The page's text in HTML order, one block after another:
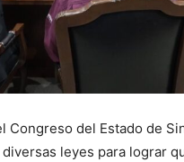
Congreso del Estado de
leyes para lograr